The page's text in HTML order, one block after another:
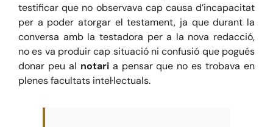
testificar que no observava cap causa d’incapacitat
per a poder atorgar el testament, ja que durant la
conversa amb la testadora per a la nova redacció,
no es va produir cap situació ni confusió que pogués
donar peu al notaria pensar que no es trobava en
plenes facultats intel·lectuals.